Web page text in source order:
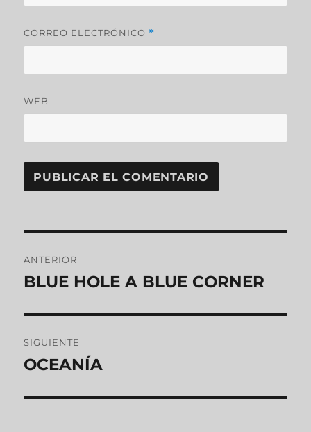
CORREO ELECTRÓNICO *
WEB
de
ANTERIOR
Entrada
BLUE HOLE A BLUE CORNER
SIGUIENTE
Entrada
OCEANÍA